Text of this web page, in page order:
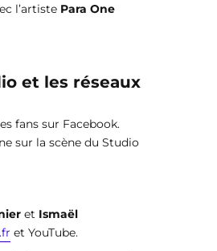
l’artiste Para One
et les réseaux
fans sur Facebook.
sur la scène du Studio
et Ismaël
et YouTube.